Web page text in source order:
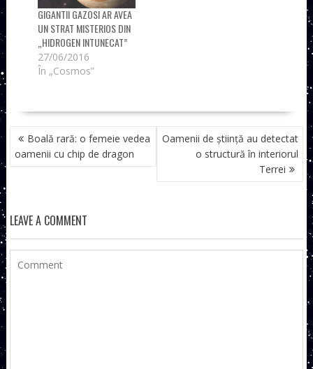
GIGANTII GAZOSI AR AVEA
UN STRAT MISTERIOS DIN
„HIDROGEN INTUNECAT”
27/06/2016
În „Cosmos”
NAVIGARE
ÎN
ARTICOLE
Boală rară: o femeie vedea
oamenii cu chip de dragon
Oamenii de știință au detectat
o structură în interiorul
Terrei
LEAVE A COMMENT